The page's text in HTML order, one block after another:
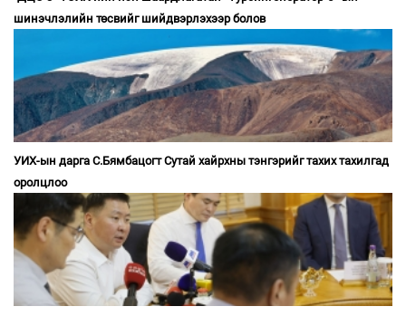
шинэчлэлийн төсвийг шийдвэрлэхээр болов
УИХ-ын дарга С.Бямбацогт Сутай хайрхны тэнгэрийг тахих тахилгад
оролцлоо